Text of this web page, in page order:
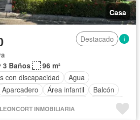
Casa
Destacado
3 Baños
96 m²
con discapacidad
Agua
Aparcadero Área infantil
Balcón
Depósito
Jardín Patio
Piscina
INMOBILIARIA